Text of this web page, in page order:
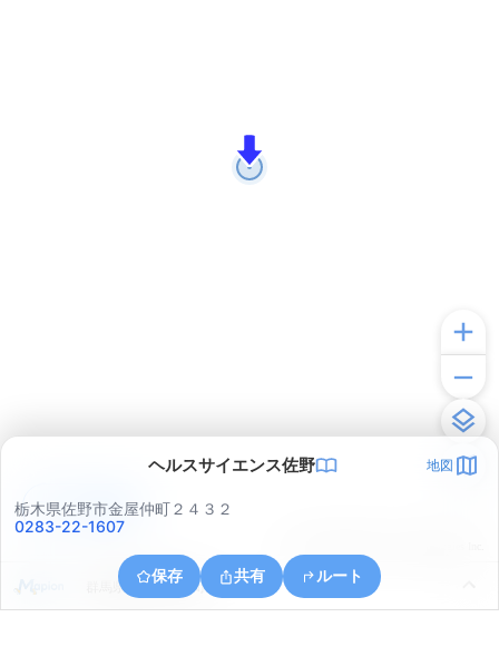
ヘルスサイエンス佐野 地図
栃木県佐野市金屋仲町２４３２
0283-22-1607
保存 共有 ルート
群馬県館林市大島町
アプリで見る